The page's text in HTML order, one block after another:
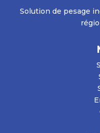
Solution de pesage